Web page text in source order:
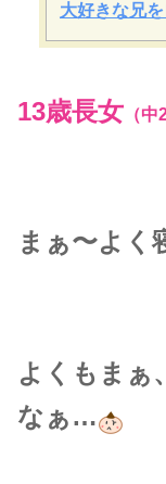
大好きな兄
13歳長女 （中
まぁ〜よく
よくもまぁ
なぁ…